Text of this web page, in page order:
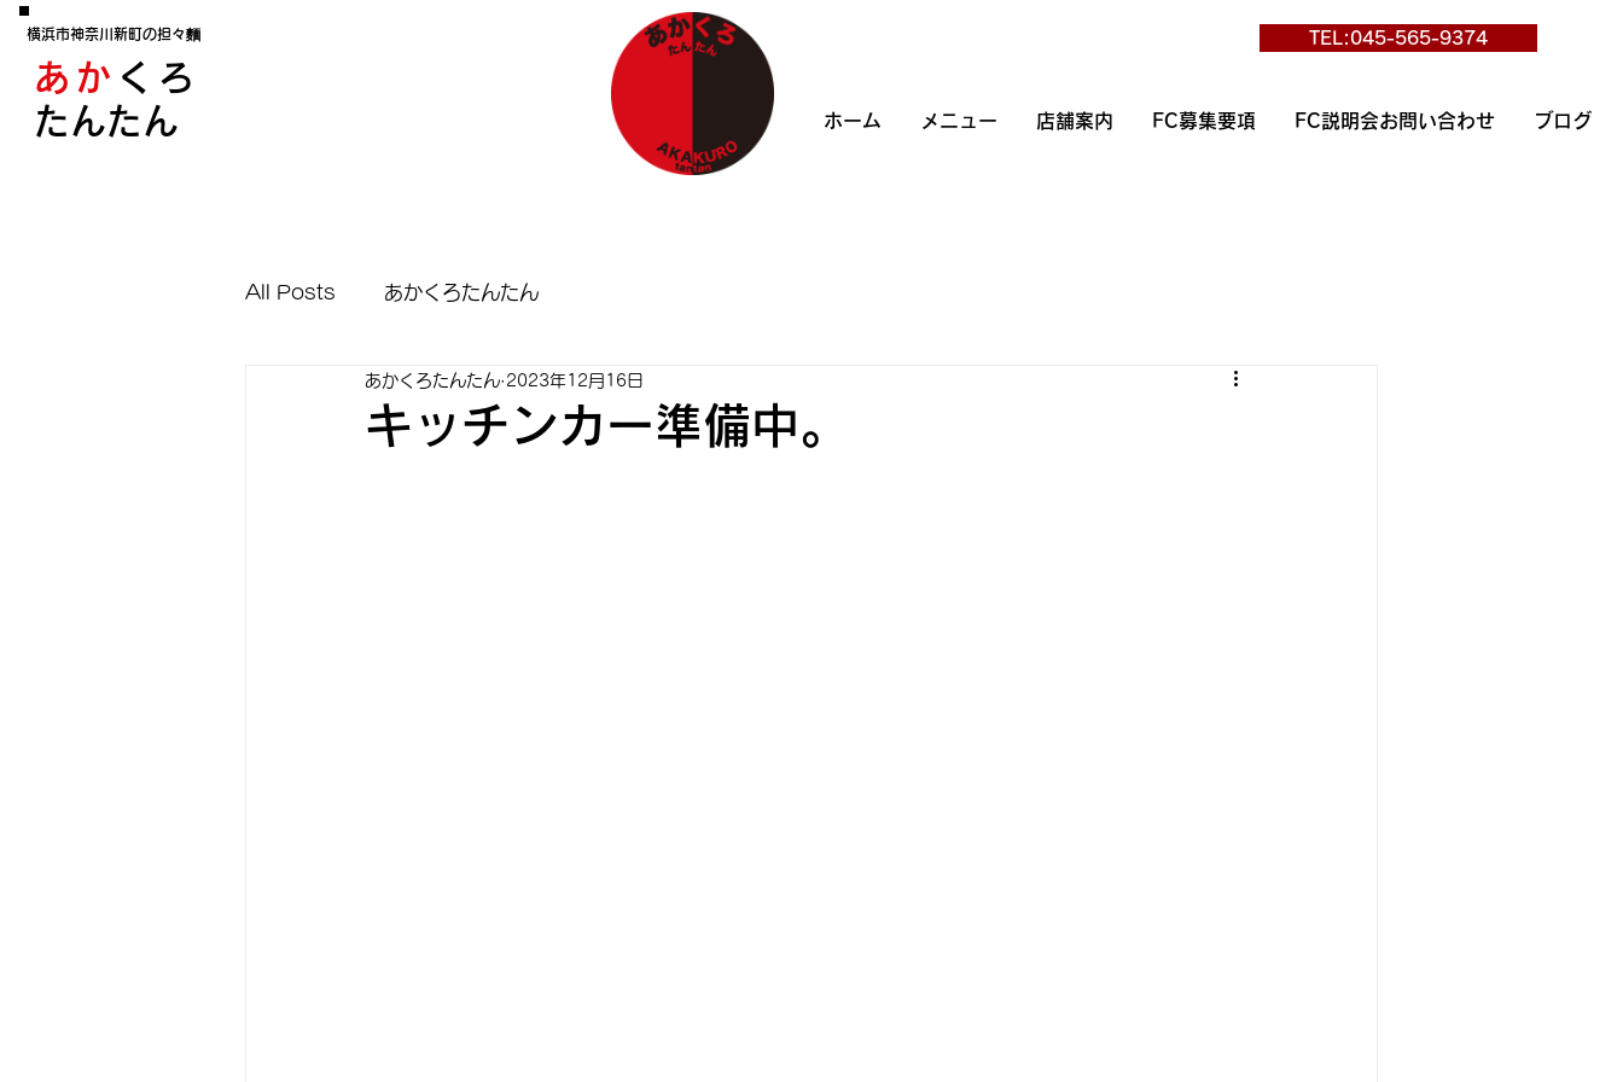
横浜市神奈川新町の担々麵
あか くろ
たんたん
TEL:045-565-9374
ホーム メニュー 店舗案内 FC募集要項 FC説明会お問い合わせ ブログ
All Posts あかくろたんたん
キッチンカー準備中。
あかくろたんたん 2023年12月16日